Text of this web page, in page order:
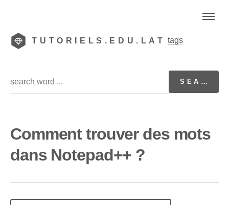
TUTORIELS.EDU.LAT tags
Comment trouver des mots
dans Notepad++ ?